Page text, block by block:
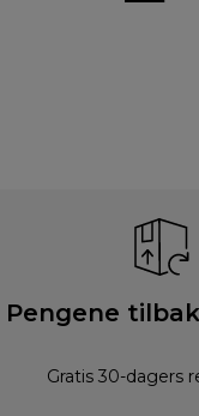
Pengene
Gratis 30-dagers